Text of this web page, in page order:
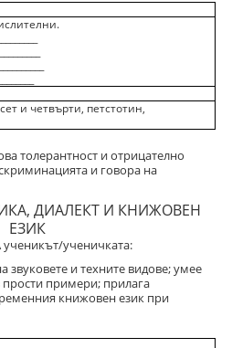
и четвърти, петстотин,
толерантност и отрицателно
и говора на
ДИАЛЕКТ И КНИЖОВЕН
ЕЗИК
ученичката:
звуковете и техните видове; умее
прости примери; прилага
книжовен език при